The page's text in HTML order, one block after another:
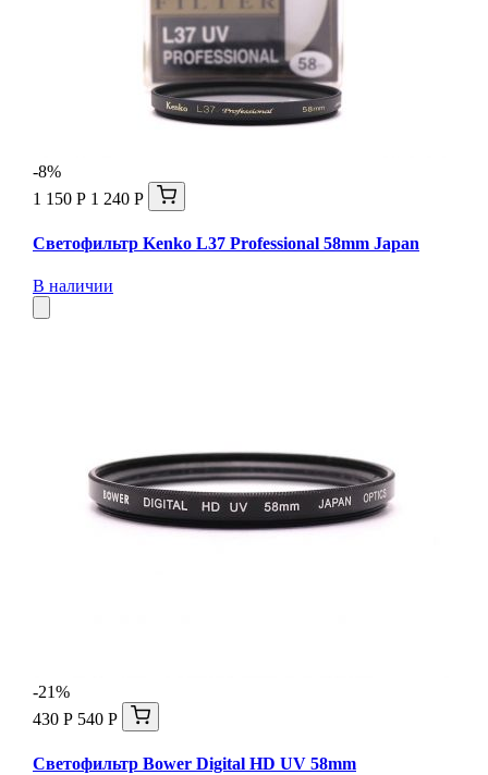
-8%
1 150 Р 1 240 Р
Светофильтр Kenko L37 Professional 58mm Japan
В наличии
-21%
430 Р 540 Р
Светофильтр Bower Digital HD UV 58mm